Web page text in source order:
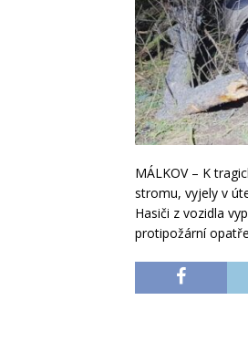
MÁLKOV – K
stromu, vyjely v
Hasiči z vozidla
protipožární